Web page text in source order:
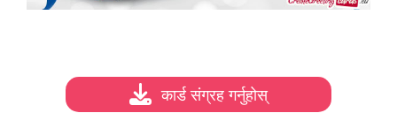
कार्ड संग्रह गर्नुहोस्